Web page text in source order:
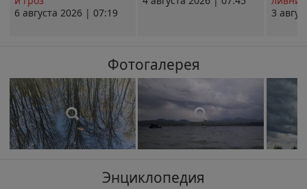
6 августа 2026 | 07:19
3
Фотогалерея
Энциклопедия